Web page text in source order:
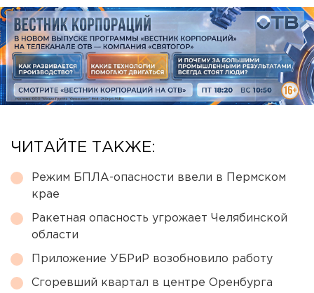
ЧИТАЙТЕ ТАКЖЕ:
Режим БПЛА-опасности ввели в Пермском
крае
Ракетная опасность угрожает Челябинской
области
Приложение УБРиР возобновило работу
Сгоревший квартал в центре Оренбурга